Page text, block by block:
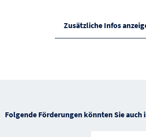
Zusätzliche Infos
Folgende Förderungen könnten Sie auch